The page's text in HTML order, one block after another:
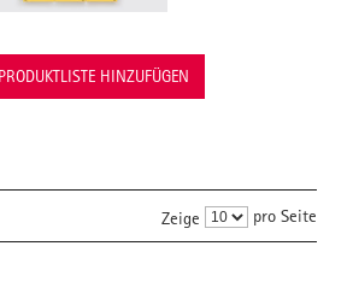
HINZUFÜGEN
Zeige pro Seite